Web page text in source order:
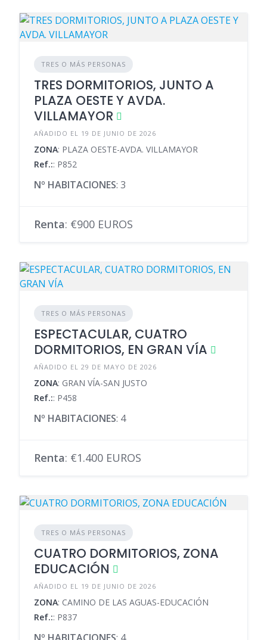
TRES O MÁS PERSONAS
TRES DORMITORIOS, JUNTO A
PLAZA OESTE Y AVDA.
VILLAMAYOR
AÑADIDO EL 19 DE JUNIO DE 2026
ZONA: PLAZA OESTE-AVDA. VILLAMAYOR
Ref.:: P852
Nº HABITACIONES: 3
Renta: €900 EUROS
TRES O MÁS PERSONAS
ESPECTACULAR, CUATRO
DORMITORIOS, EN GRAN VÍA
AÑADIDO EL 29 DE MAYO DE 2026
ZONA: GRAN VÍA-SAN JUSTO
Ref.:: P458
Nº HABITACIONES: 4
Renta: €1.400 EUROS
TRES O MÁS PERSONAS
CUATRO DORMITORIOS, ZONA
EDUCACIÓN
AÑADIDO EL 19 DE JUNIO DE 2026
ZONA: CAMINO DE LAS AGUAS-EDUCACIÓN
Ref.:: P837